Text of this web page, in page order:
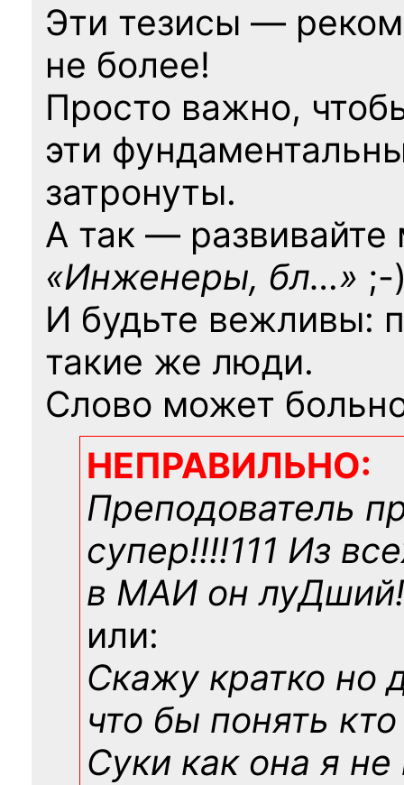
Эти тезисы —
не более!
Просто важно,
эти
затронуты.
А так — развивайте
«Инженеры, бл…» ;-
И будьте вежливы:
такие же люди.
Слово может
НЕПРАВИЛЬНО:
Преподователь
супер!!!!111 Из
в МАИ он
или:
Скажу кратко но
что бы понять
Суки как она я не